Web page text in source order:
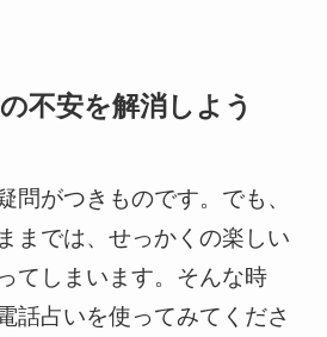
不安を解消しよう
問がつきものです。でも、
までは、せっかくの楽しい
てしまいます。そんな時
話占いを使ってみてくださ